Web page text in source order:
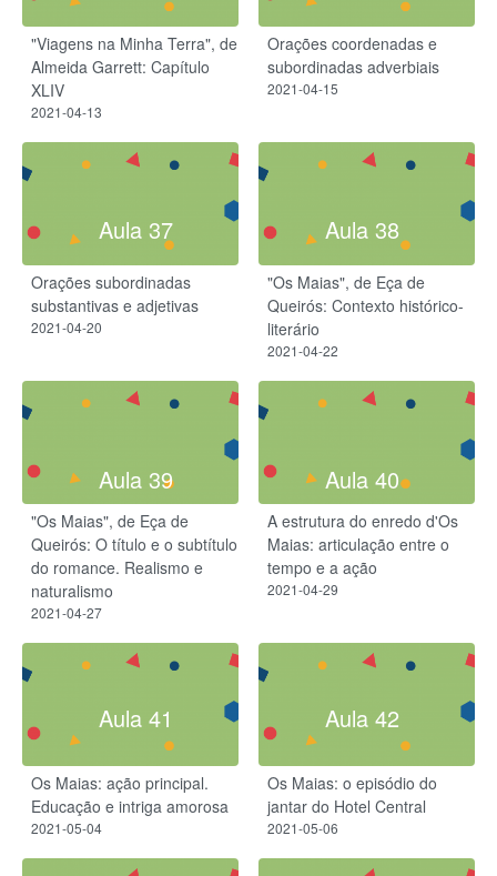
"Viagens na Minha Terra", de
Almeida Garrett: Capítulo
XLIV
2021-04-13
Orações coordenadas e
subordinadas adverbiais
2021-04-15
Aula 37
Orações subordinadas
substantivas e adjetivas
2021-04-20
Aula 38
"Os Maias", de Eça de
Queirós: Contexto histórico-
literário
2021-04-22
Aula 39
"Os Maias", de Eça de
Queirós: O título e o subtítulo
do romance. Realismo e
naturalismo
2021-04-27
Aula 40
A estrutura do enredo d'Os
Maias: articulação entre o
tempo e a ação
2021-04-29
Aula 41
Os Maias: ação principal.
Educação e intriga amorosa
2021-05-04
Aula 42
Os Maias: o episódio do
jantar do Hotel Central
2021-05-06